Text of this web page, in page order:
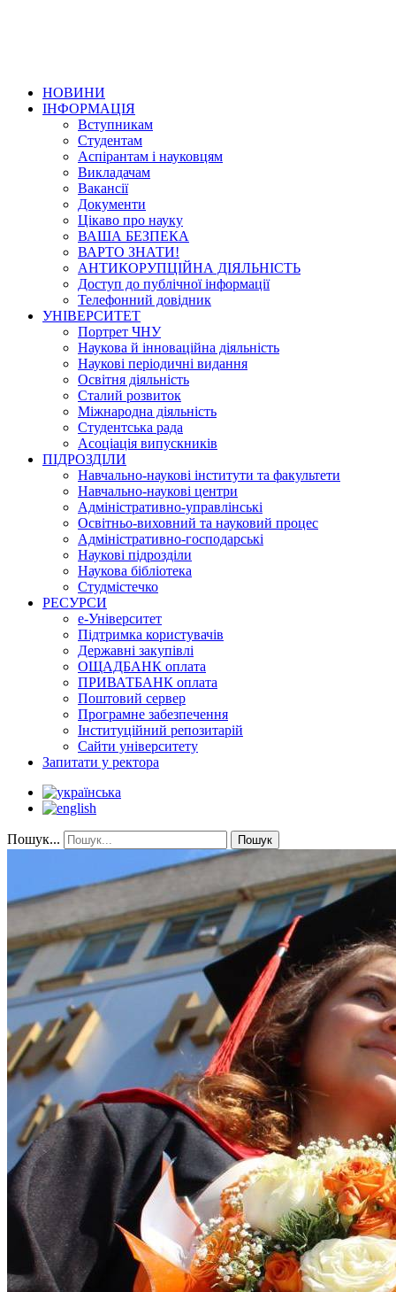
НОВИНИ
ІНФОРМАЦІЯ
Вступникам
Студентам
Аспірантам і науковцям
Викладачам
Вакансії
Документи
Цікаво про науку
ВАША БЕЗПЕКА
ВАРТО ЗНАТИ!
АНТИКОРУПЦІЙНА ДІЯЛЬНІСТЬ
Доступ до публічної інформації
Телефонний довідник
УНІВЕРСИТЕТ
Портрет ЧНУ
Наукова й інноваційна діяльність
Наукові періодичні видання
Освітня діяльність
Сталий розвиток
Міжнародна діяльність
Студентська рада
Асоціація випускників
ПІДРОЗДІЛИ
Навчально-наукові інститути та факультети
Навчально-наукові центри
Адміністративно-управлінські
Освітньо-виховний та науковий процес
Адміністративно-господарські
Наукові підрозділи
Наукова бібліотека
Студмістечко
РЕСУРСИ
е-Університет
Підтримка користувачів
Державні закупівлі
ОЩАДБАНК оплата
ПРИВАТБАНК оплата
Поштовий сервер
Програмне забезпечення
Інституційний репозитарій
Сайти університету
Запитати у ректора
Пошук... Пошук